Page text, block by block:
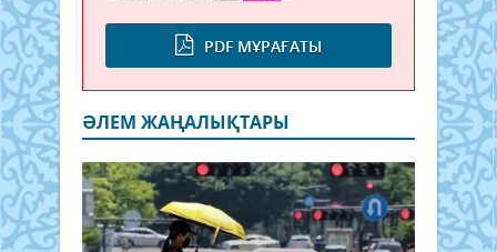
PDF МҰРАҒАТЫ
ӘЛЕМ ЖАҢАЛЫҚТАРЫ